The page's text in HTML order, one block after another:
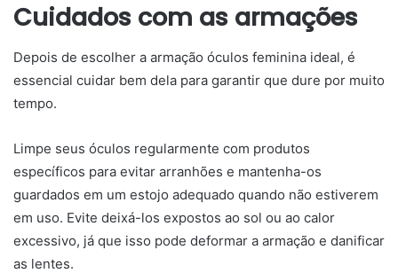
Cuidados com as armações
Depois de escolher a armação óculos feminina ideal, é
essencial cuidar bem dela para garantir que dure por muito
tempo.
Limpe seus óculos regularmente com produtos
específicos para evitar arranhões e mantenha-os
guardados em um estojo adequado quando não estiverem
em uso. Evite deixá-los expostos ao sol ou ao calor
excessivo, já que isso pode deformar a armação e danificar
as lentes.